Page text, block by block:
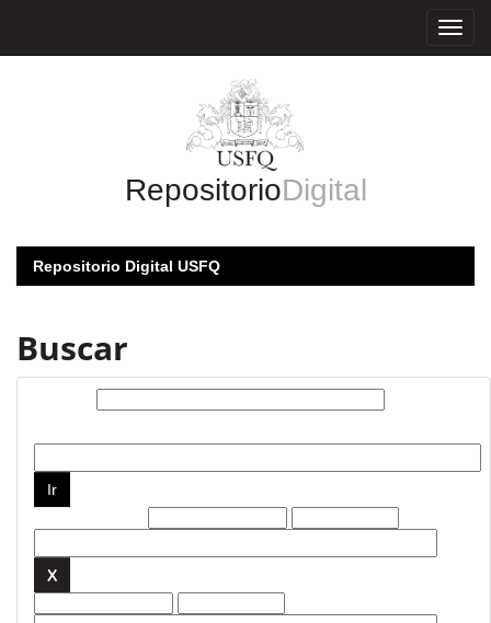
RepositorioDigital
Repositorio Digital USFQ
Buscar